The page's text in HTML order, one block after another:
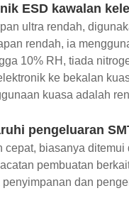
ESD kawalan
ultra rendah,
rendah, ia
10% RH, tiada
ke bekalan
kuasa adalah
pengeluaran
biasanya
pembuatan
dan